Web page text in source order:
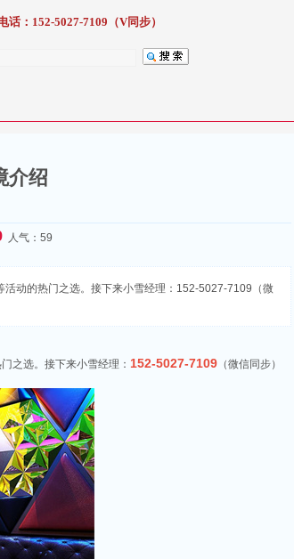
话：152-5027-7109（V同步）
介绍
人气：59
动的热门之选。接下来小雪经理：152-5027-7109（微
之选。接下来小雪经理： 152-5027-7109 （微信同步）